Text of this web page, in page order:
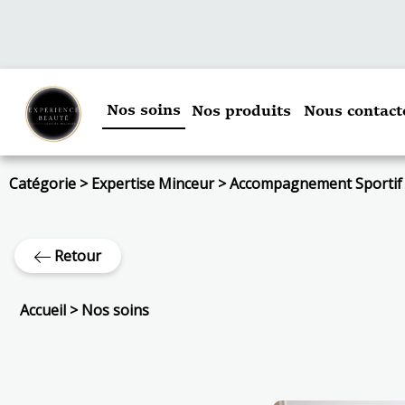
Nos soins Nos produits Nous
Catégorie >Expertise Minceur>Accompagnement Sportif
Retour
Accueil >Nos soins